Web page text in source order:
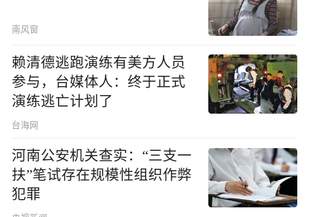
南风窗
赖清德逃跑演练有美方人员
参与，台媒体人：终于正式
演练逃亡计划了
台海网
河南公安机关查实：“三支一
扶”笔试存在规模性组织作弊
犯罪